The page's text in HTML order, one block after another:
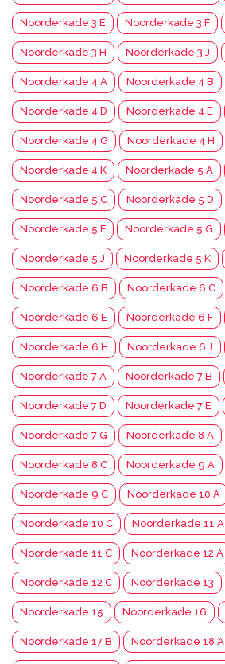
Noorderkade 3 E Noorderkade 3 F
Noorderkade 3 H Noorderkade 3 J
Noorderkade 4 A Noorderkade 4 B
Noorderkade 4 D Noorderkade 4 E
Noorderkade 4 G Noorderkade 4 H
Noorderkade 4 K Noorderkade 5 A
Noorderkade 5 C Noorderkade 5 D
Noorderkade 5 F Noorderkade 5 G
Noorderkade 5 J Noorderkade 5 K
Noorderkade 6 B Noorderkade 6 C
Noorderkade 6 E Noorderkade 6 F
Noorderkade 6 H Noorderkade 6 J
Noorderkade 7 A Noorderkade 7 B
Noorderkade 7 D Noorderkade 7 E
Noorderkade 7 G Noorderkade 8 A
Noorderkade 8 C Noorderkade 9 A
Noorderkade 9 C Noorderkade 10 A
Noorderkade 10 C Noorderkade 11 A
Noorderkade 11 C Noorderkade 12 A
Noorderkade 12 C Noorderkade 13
Noorderkade 15 Noorderkade 16
Noorderkade 17 B Noorderkade 18 A